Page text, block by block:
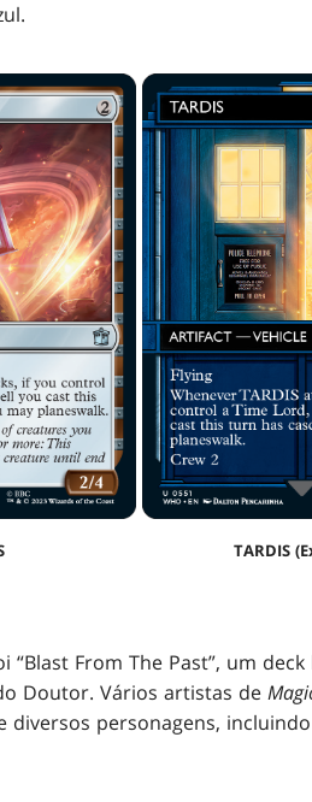
TARDIS
From The Past”, um
Doutor. Vários artistas de
diversos personagens,